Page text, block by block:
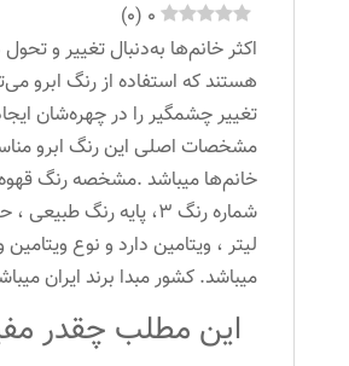
0
(
0
)
اکثر خانم‌ها به‌دنبال تغییر و
هستند که استفاده از رنگ ابرو
تغییر چشمگیر را در چهره‌شان
مشخصات اصلی این رنگ ابرو
خانم‌ها میباشد .مشخصه رنگ قهوه
میباشد. کشور مبدا برند ایران
این مطلب چقدر